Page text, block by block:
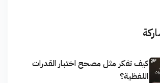
كيف تفكر مثل مصحح اختبار القدرات
اللفظية؟